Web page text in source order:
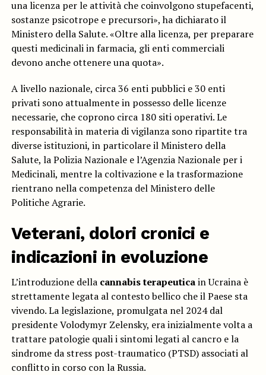
una licenza per le attività che coinvolgono stupefacenti,
sostanze psicotrope e precursori», ha dichiarato il
Ministero della Salute. «Oltre alla licenza, per preparare
questi medicinali in farmacia, gli enti commerciali
devono anche ottenere una quota».
A livello nazionale, circa 36 enti pubblici e 30 enti
privati sono attualmente in possesso delle licenze
necessarie, che coprono circa 180 siti operativi. Le
responsabilità in materia di vigilanza sono ripartite tra
diverse istituzioni, in particolare il Ministero della
Salute, la Polizia Nazionale e l’Agenzia Nazionale per i
Medicinali, mentre la coltivazione e la trasformazione
rientrano nella competenza del Ministero delle
Politiche Agrarie.
Veterani, dolori cronici e
indicazioni in evoluzione
L’introduzione della cannabis terapeuticain Ucraina è
strettamente legata al contesto bellico che il Paese sta
vivendo. La legislazione, promulgata nel 2024 dal
presidente Volodymyr Zelensky, era inizialmente volta a
trattare patologie quali i sintomi legati al cancro e la
sindrome da stress post-traumatico (PTSD) associati al
conflitto in corso con la Russia.